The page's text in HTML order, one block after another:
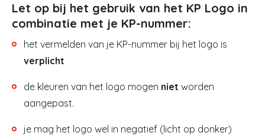
Let op bij het gebruik van het KP Logo in
combinatie met je KP-nummer:
het vermelden van je KP-nummer bij het logo is
verplicht
de kleuren van het logo mogen niet worden
aangepast.
je mag het logo wel in negatief (licht op donker)